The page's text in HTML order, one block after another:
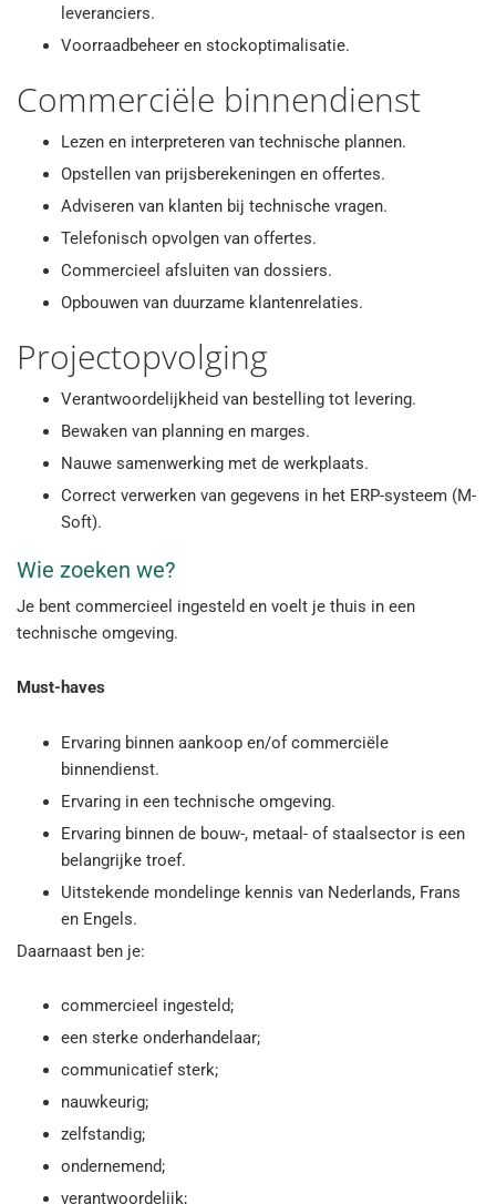
leveranciers.
Voorraadbeheer en stockoptimalisatie.
Commerciële binnendienst
Lezen en interpreteren van technische plannen.
Opstellen van prijsberekeningen en offertes.
Adviseren van klanten bij technische vragen.
Telefonisch opvolgen van offertes.
Commercieel afsluiten van dossiers.
Opbouwen van duurzame klantenrelaties.
Projectopvolging
Verantwoordelijkheid van bestelling tot levering.
Bewaken van planning en marges.
Nauwe samenwerking met de werkplaats.
Correct verwerken van gegevens in het ERP-systeem (M-
Soft).
Wie zoeken we?
Je bent commercieel ingesteld en voelt je thuis in een
technische omgeving.
Must-haves
Ervaring binnen aankoop en/of commerciële
binnendienst.
Ervaring in een technische omgeving.
Ervaring binnen de bouw-, metaal- of staalsector is een
belangrijke troef.
Uitstekende mondelinge kennis van Nederlands, Frans
en Engels.
Daarnaast ben je:
commercieel ingesteld;
een sterke onderhandelaar;
communicatief sterk;
nauwkeurig;
zelfstandig;
ondernemend;
verantwoordelijk;